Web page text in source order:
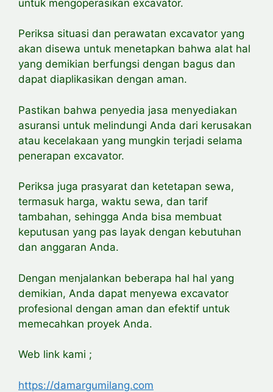
untuk mengoperasikan excavator.
Periksa situasi dan perawatan excavator yang
akan disewa untuk menetapkan bahwa alat hal
yang demikian berfungsi dengan bagus dan
dapat diaplikasikan dengan aman.
Pastikan bahwa penyedia jasa menyediakan
asuransi untuk melindungi Anda dari kerusakan
atau kecelakaan yang mungkin terjadi selama
penerapan excavator.
Periksa juga prasyarat dan ketetapan sewa,
termasuk harga, waktu sewa, dan tarif
tambahan, sehingga Anda bisa membuat
keputusan yang pas layak dengan kebutuhan
dan anggaran Anda.
Dengan menjalankan beberapa hal hal yang
demikian, Anda dapat menyewa excavator
profesional dengan aman dan efektif untuk
memecahkan proyek Anda.
Web link kami ;
https://damargumilang.com